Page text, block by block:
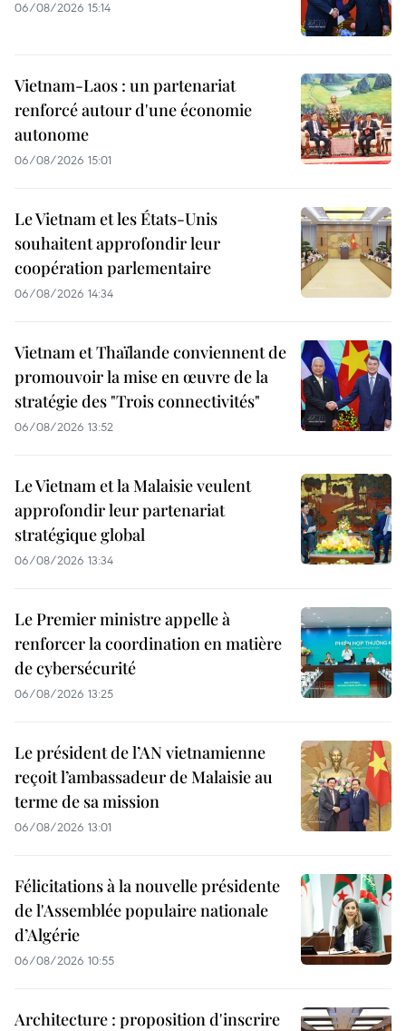
06/08/2026 15:14
Vietnam-Laos : un partenariat
renforcé autour d'une économie
autonome
06/08/2026 15:01
Le Vietnam et les États-Unis
souhaitent approfondir leur
coopération parlementaire
06/08/2026 14:34
Vietnam et Thaïlande conviennent de
promouvoir la mise en œuvre de la
stratégie des "Trois connectivités"
06/08/2026 13:52
Le Vietnam et la Malaisie veulent
approfondir leur partenariat
stratégique global
06/08/2026 13:34
Le Premier ministre appelle à
renforcer la coordination en matière
de cybersécurité
06/08/2026 13:25
Le président de l’AN vietnamienne
reçoit l’ambassadeur de Malaisie au
terme de sa mission
06/08/2026 13:01
Félicitations à la nouvelle présidente
de l'Assemblée populaire nationale
d’Algérie
06/08/2026 10:55
Architecture : proposition d'inscrire